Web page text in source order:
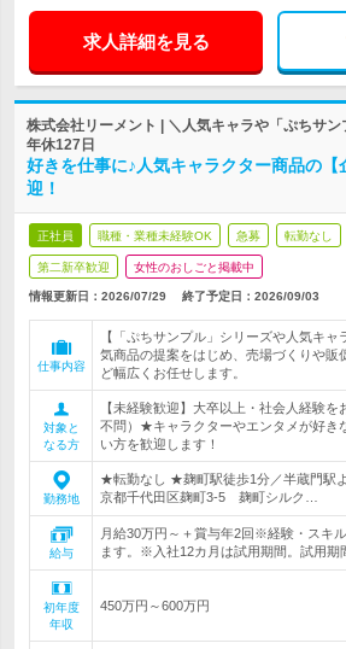
求人詳細を見る
株式会社リーメント | ＼人気キャラや「ぷちサ
年休127日
好きを仕事に♪人気キャラクター商品の【
迎！
正社員 職種・業種未経験OK 急募 転勤なし
第二新卒歓迎 女性のおしごと掲載中
情報更新日：2026/07/29 終了予定日： 2026/09/03
仕事内容
【「ぷちサンプル」シリーズや人気キャ
気商品の提案をはじめ、売場づくりや販
ど幅広くお任せします。
対象と
なる方
【未経験歓迎】大卒以上・社会人経験
不問）★キャラクターやエンタメが好き
い方を歓迎します！
勤務地
★転勤なし ★麹町駅徒歩1分／半蔵門駅
京都千代田区麹町3-5 麹町シルク…
給与
月給30万円～＋賞与年2回※経験・スキ
ます。※入社12カ月は試用期間。試用期
初年度
年収
450万円～600万円